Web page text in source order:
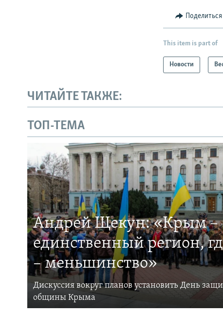
Поделиться
This item is part of
Новости
ЧИТАЙТЕ ТАКЖЕ:
ТОП-ТЕМА
Андрей Щекун: «Крым –
единственный регион,
– меньшинство»
Дискуссия вокруг планов установить День
общины Крыма